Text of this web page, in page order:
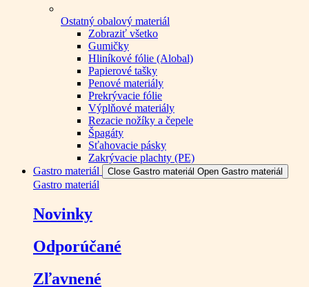
Ostatný obalový materiál
Zobraziť všetko
Gumičky
Hliníkové fólie (Alobal)
Papierové tašky
Penové materiály
Prekrývacie fólie
Výplňové materiály
Rezacie nožíky a čepele
Špagáty
Sťahovacie pásky
Zakrývacie plachty (PE)
Gastro materiál
Close Gastro materiál Open Gastro materiál
Gastro materiál
Novinky
Odporúčané
Zľavnené